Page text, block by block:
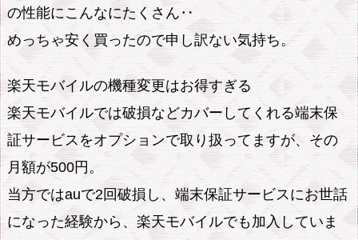
の性能にこんなにたくさん‥
めっちゃ安く買ったので申し訳ない気持ち。
楽天モバイルの機種変更はお得すぎる
楽天モバイルでは破損などカバーしてくれる端末保
証サービスをオプションで取り扱ってますが、その
月額が500円。
当方ではauで2回破損し、端末保証サービスにお世話
になった経験から、楽天モバイルでも加入していま